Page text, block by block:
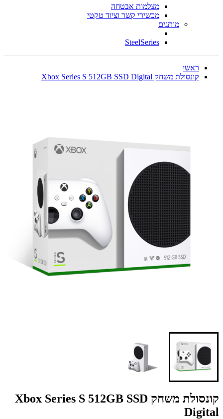
מצלמות אבטחה
מכשירי קשר וציוד טקטי
מותגים
SteelSeries
ראשי
קונסולת משחק Xbox Series S 512GB SSD Digital
קונסולת משחק Xbox Series S 512GB SSD
Digital